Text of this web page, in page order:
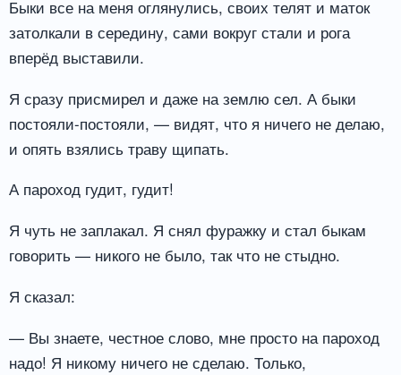
Быки все на меня оглянулись, своих телят и маток
затолкали в середину, сами вокруг стали и рога
вперёд выставили.
Я сразу присмирел и даже на землю сел. А быки
постояли-постояли, — видят, что я ничего не делаю,
и опять взялись траву щипать.
А пароход гудит, гудит!
Я чуть не заплакал. Я снял фуражку и стал быкам
говорить — никого не было, так что не стыдно.
Я сказал:
— Вы знаете, честное слово, мне просто на пароход
надо! Я никому ничего не сделаю. Только,